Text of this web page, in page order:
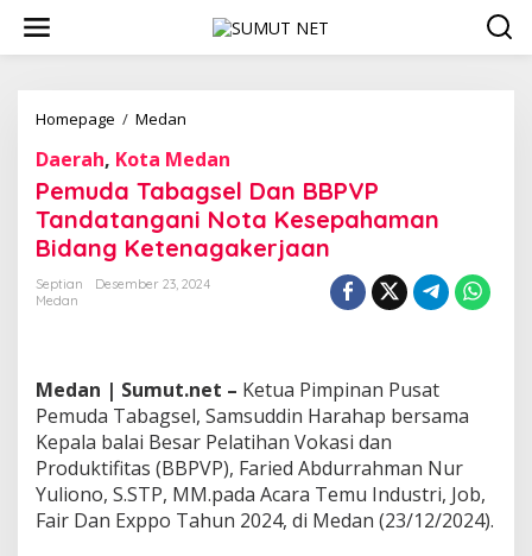
w
Homepage / Medan
m
u
d
a
T
b
l
D
a
n
B
B
P
Daerah, Kota Medan
Pemuda Tabagsel Dan BBPVP
Tandatangani Nota Kesepahaman
Bidang Ketenagakerjaan
Septian
Desember 23, 2024
Medan
Medan | Sumut.net – Ketua Pimpinan Pusat
Pemuda Tabagsel, Samsuddin Harahap bersama
Kepala balai Besar Pelatihan Vokasi dan
Produktifitas (BBPVP), Faried Abdurrahman Nur
Yuliono, S.STP, MM.pada Acara Temu Industri, Job,
Fair Dan Exppo Tahun 2024, di Medan (23/12/2024).